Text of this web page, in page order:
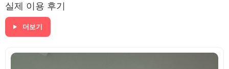
실제 이용 후기
더보기